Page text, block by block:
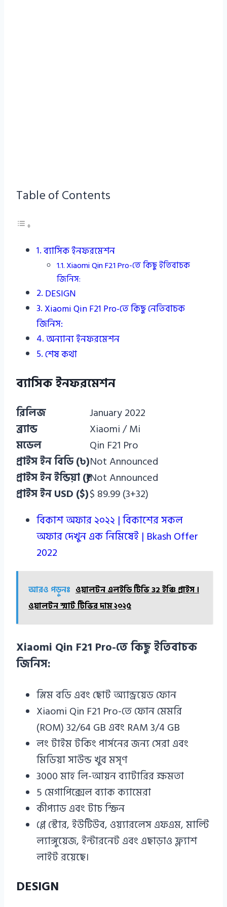
Table of Contents
ব্যাসিক ইনফরমেশন
Xiaomi Qin F21 Pro-তে কিছু ইতিবাচক
জিনিস:
DESIGN
Xiaomi Qin F21 Pro-তে কিছু নেতিবাচক
জিনিস:
অন্যান্য ইনফরমেশন
শেষ কথা
ব্যাসিক ইনফরমেশন
রিলিজ
January 2022
ব্র‍্যান্ড
Xiaomi / Mi
মডেল
Qin F21 Pro
প্রাইস ইন বিডি (৳)Not Announced
প্রাইস ইন ইন্ডিয়া (₹)Not Announced
প্রাইস ইন USD ($)$ 89.99 (3+32)
বিকাশ অফার ২০২২ | বিকাশের সকল
অফার দেখুন এক নিমিষেই | Bkash Offer
2022
আরও পড়ুনঃ ওয়ালটন এলইডি টিভি 32 ইঞ্চি প্রাইস ।
ওয়ালটন স্মার্ট টিভির দাম ২০২৫
Xiaomi Qin F21 Pro-তে কিছু ইতিবাচক
জিনিস:
স্লিম বডি এবং ছোট অ্যান্ড্রয়েড ফোন
Xiaomi Qin F21 Pro-তে ফোন মেমরি
(ROM) 32/64 GB এবং RAM 3/4 GB
লং টাইম টকিং পার্সনের জন্য সেরা এবং
মিডিয়া সাউন্ড খুব মসৃণ
3000 মাহ লি-আয়ন ব্যাটারির ক্ষমতা
5 মেগাপিক্সেল ব্যাক ক্যামেরা
কীপ্যাড এবং টাচ স্ক্রিন
প্লে স্টোর, ইউটিউব, ওয়্যারলেস এফএম, মাল্টি
ল্যাঙ্গুয়েজ, ইন্টারনেট এবং এছাড়াও ফ্ল্যাশ
লাইট রয়েছে।
DESIGN